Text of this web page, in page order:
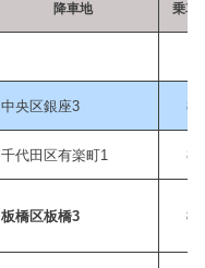
降車地 乗車
中央区銀座3
千代田区有楽町1
板橋区板橋3